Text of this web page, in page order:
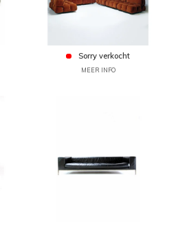
Sorry verkocht
MEER INFO